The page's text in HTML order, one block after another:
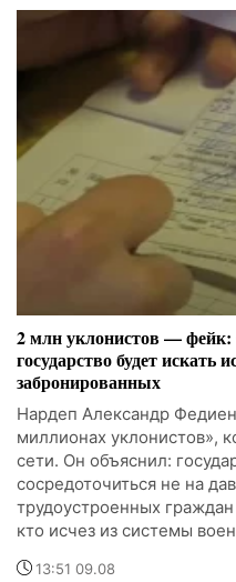
2 млн уклонистов —
государство будет искать
забронированных
Нардеп Александр
миллионах уклонистов»,
сети. Он объяснил:
сосредоточиться не на
трудоустроенных
кто исчез из системы
13:51 09.08